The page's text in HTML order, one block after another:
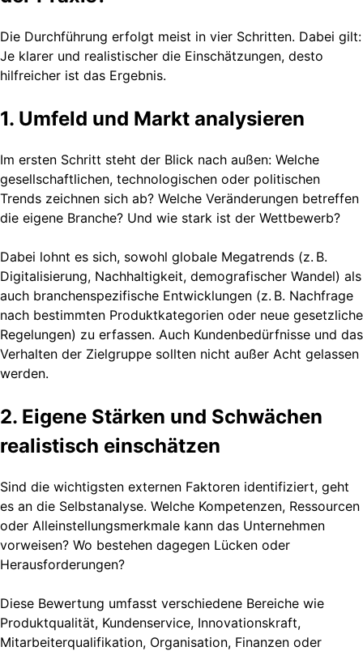
Die Durchführung erfolgt meist in vier Schritten. Dabei gilt:
Je klarer und realistischer die Einschätzungen, desto
hilfreicher ist das Ergebnis.
1. Umfeld und Markt analysieren
Im ersten Schritt steht der Blick nach außen: Welche
gesellschaftlichen, technologischen oder politischen
Trends zeichnen sich ab? Welche Veränderungen betreffen
die eigene Branche? Und wie stark ist der Wettbewerb?
Dabei lohnt es sich, sowohl globale Megatrends (z. B.
Digitalisierung, Nachhaltigkeit, demografischer Wandel) als
auch branchenspezifische Entwicklungen (z. B. Nachfrage
nach bestimmten Produktkategorien oder neue gesetzliche
Regelungen) zu erfassen. Auch Kundenbedürfnisse und das
Verhalten der Zielgruppe sollten nicht außer Acht gelassen
werden.
2. Eigene Stärken und Schwächen
realistisch einschätzen
Sind die wichtigsten externen Faktoren identifiziert, geht
es an die Selbstanalyse. Welche Kompetenzen, Ressourcen
oder Alleinstellungsmerkmale kann das Unternehmen
vorweisen? Wo bestehen dagegen Lücken oder
Herausforderungen?
Diese Bewertung umfasst verschiedene Bereiche wie
Produktqualität, Kundenservice, Innovationskraft,
Mitarbeiterqualifikation, Organisation, Finanzen oder